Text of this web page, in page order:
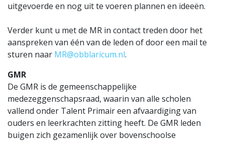
uitgevoerde en nog uit te voeren plannen en ideeën.
Verder kunt u met de MR in contact treden door het
aanspreken van één van de leden of door een mail te
sturen naar MR@obblaricum.nl.
GMR
De GMR is de gemeenschappelijke
medezeggenschapsraad, waarin van alle scholen
vallend onder Talent Primair een afvaardiging van
ouders en leerkrachten zitting heeft. De GMR leden
buigen zich gezamenlijk over bovenschoolse